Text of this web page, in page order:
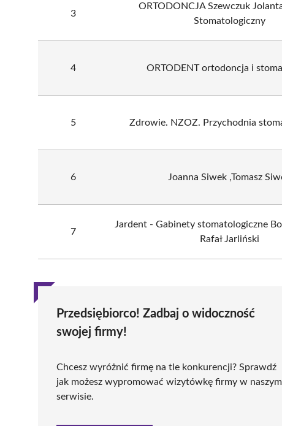
3
ORTODONCJA Szewczuk
Stomatologiczny
4 ORTODENT ortodoncja i
5 Zdrowie. NZOZ. Przychodnia
6 Joanna Siwek ,Tomasz
7
Jardent - Gabinety stomatologiczne
Rafał Jarliński
Przedsiębiorco! Zadbaj o widoczność
swojej firmy!
Chcesz wyróżnić firmę na tle konkurencji? Sprawdź
jak możesz wypromować wizytówkę firmy w naszym
serwisie.